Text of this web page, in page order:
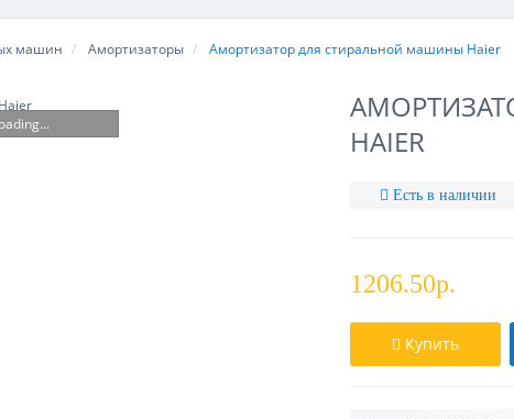
машин Амортизаторы Амортизатор для стиральной машины Haier
HAIER
Есть в наличии
1206.50р.
Купить